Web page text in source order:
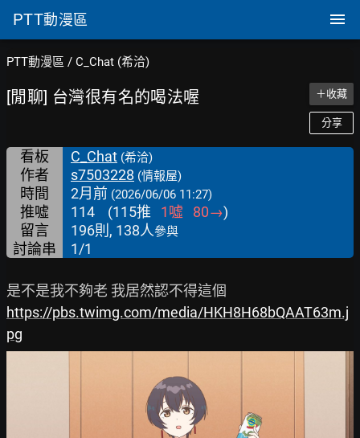
PTT動漫區
PTT動漫區 / C_Chat (希洽)
[閒聊] 台灣很有名的喝法喔 ＋收藏
分享
看板 C_Chat (希洽)
作者 s7503228 (情報屋)
時間 2月前 (2026/06/06 11:27)
推噓 114 (115推 1噓 80→)
留言
196則, 138人參與
討論串 1/1
https://pbs.twimg.com/media/HKH8H68bQAAT63m.j
pg